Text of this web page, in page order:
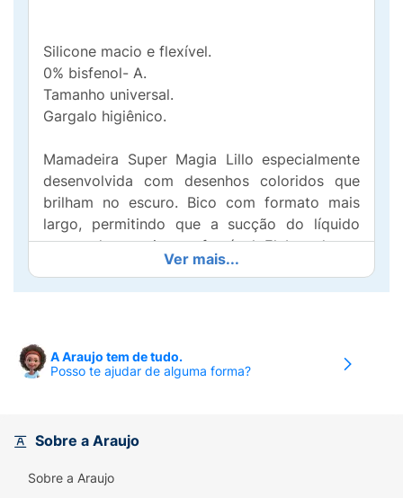
Silicone macio e flexível.
0% bisfenol- A.
Tamanho universal.
Gargalo higiênico.
Mamadeira Super Magia Lillo especialmente
desenvolvida com desenhos coloridos que
brilham no escuro. Bico com formato mais
largo, permitindo que a sucção do líquido
ocorra de maneira confortável. Elaborada em
silicone macio, material transparente, atóxico
e de fácil limpeza. Frasco reto, que facilita a
previamente o produto à luz UV ou solar
aproximadamente 6 minutos.
Ver mais...
A Araujo tem de tudo.
Posso te ajudar de alguma forma?
Sobre a Araujo
Sobre a Araujo